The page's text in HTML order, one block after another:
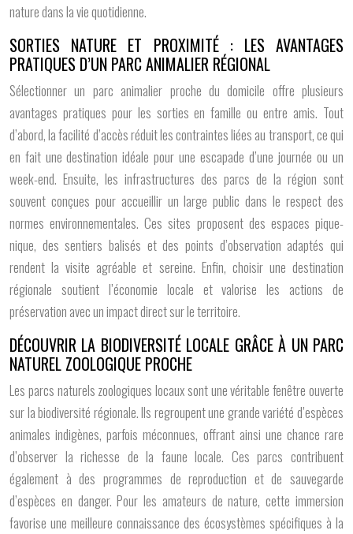
nature dans la vie quotidienne.
SORTIES NATURE ET PROXIMITÉ : LES AVANTAGES
PRATIQUES D’UN PARC ANIMALIER RÉGIONAL
Sélectionner un parc animalier proche du domicile offre plusieurs
avantages pratiques pour les sorties en famille ou entre amis. Tout
d’abord, la facilité d’accès réduit les contraintes liées au transport, ce qui
en fait une destination idéale pour une escapade d’une journée ou un
week-end. Ensuite, les infrastructures des parcs de la région sont
souvent conçues pour accueillir un large public dans le respect des
normes environnementales. Ces sites proposent des espaces pique-
nique, des sentiers balisés et des points d’observation adaptés qui
rendent la visite agréable et sereine. Enfin, choisir une destination
régionale soutient l’économie locale et valorise les actions de
préservation avec un impact direct sur le territoire.
DÉCOUVRIR LA BIODIVERSITÉ LOCALE GRÂCE À UN PARC
NATUREL ZOOLOGIQUE PROCHE
Les parcs naturels zoologiques locaux sont une véritable fenêtre ouverte
sur la biodiversité régionale. Ils regroupent une grande variété d’espèces
animales indigènes, parfois méconnues, offrant ainsi une chance rare
d’observer la richesse de la faune locale. Ces parcs contribuent
également à des programmes de reproduction et de sauvegarde
d’espèces en danger. Pour les amateurs de nature, cette immersion
favorise une meilleure connaissance des écosystèmes spécifiques à la